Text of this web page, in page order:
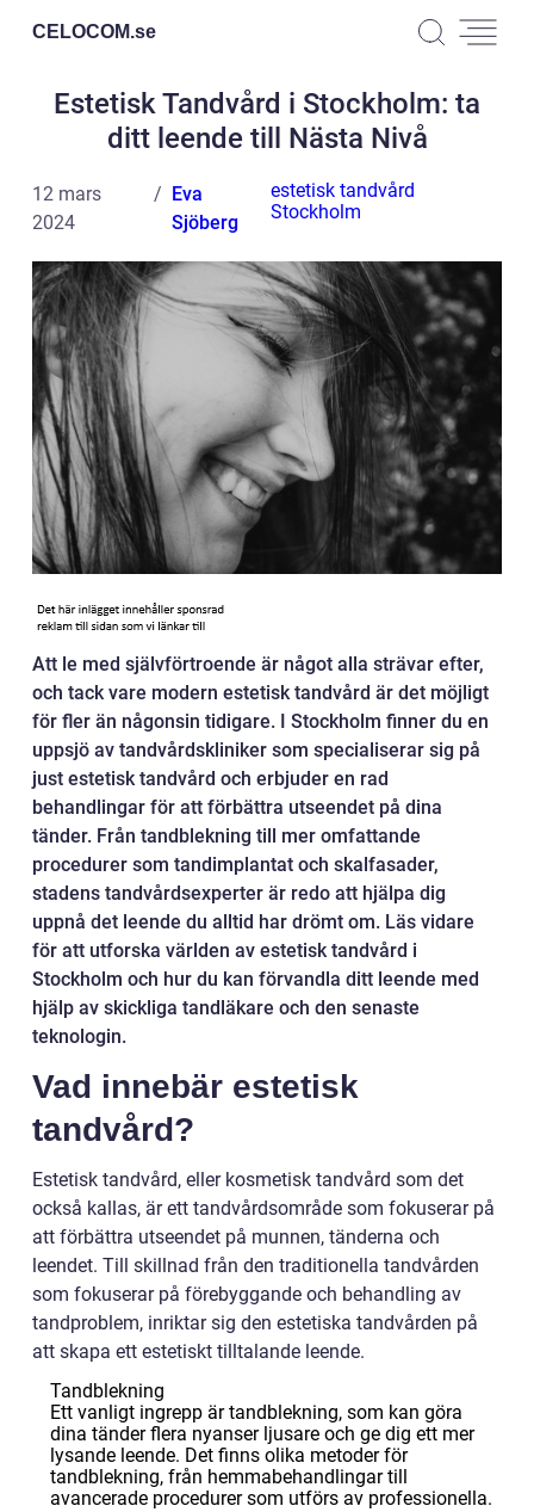
CELOCOM.se
Estetisk Tandvård i Stockholm: ta
ditt leende till Nästa Nivå
12 mars
2024
Eva
Sjöberg
estetisk tandvård
Stockholm
Att le med självförtroende är något alla strävar efter,
och tack vare modern estetisk tandvård är det möjligt
för fler än någonsin tidigare. I Stockholm finner du en
uppsjö av tandvårdskliniker som specialiserar sig på
just estetisk tandvård och erbjuder en rad
behandlingar för att förbättra utseendet på dina
tänder. Från tandblekning till mer omfattande
procedurer som tandimplantat och skalfasader,
stadens tandvårdsexperter är redo att hjälpa dig
uppnå det leende du alltid har drömt om. Läs vidare
för att utforska världen av estetisk tandvård i
Stockholm och hur du kan förvandla ditt leende med
hjälp av skickliga tandläkare och den senaste
teknologin.
Vad innebär estetisk
tandvård?
Estetisk tandvård, eller kosmetisk tandvård som det
också kallas, är ett tandvårdsområde som fokuserar på
att förbättra utseendet på munnen, tänderna och
leendet. Till skillnad från den traditionella tandvården
som fokuserar på förebyggande och behandling av
tandproblem, inriktar sig den estetiska tandvården på
att skapa ett estetiskt tilltalande leende.
Tandblekning
Ett vanligt ingrepp är tandblekning, som kan göra
dina tänder flera nyanser ljusare och ge dig ett mer
lysande leende. Det finns olika metoder för
tandblekning, från hemmabehandlingar till
avancerade procedurer som utförs av professionella.